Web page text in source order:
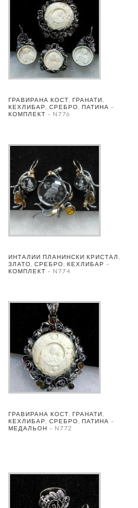
ГРАВИРАНА КОСТ, ГРАНАТИ,
КЕХЛИБАР, СРЕБРО, ПАТИНА –
КОМПЛЕКТ – N776
ИНТАЛИИ ПЛАНИНСКИ КРИСТАЛ,
ЗЛАТО, СРЕБРО, КЕХЛИБАР –
КОМПЛЕКТ – N774
ГРАВИРАНА КОСТ, ГРАНАТИ,
КЕХЛИБАР, СРЕБРО, ПАТИНА –
МЕДАЛЬОН – N772